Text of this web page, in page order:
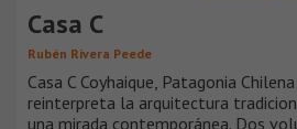
Casa C
Rubén Rivera Peede
Casa C Coyhaique, Patagonia
reinterpreta la arquitectura
una mirada contemporánea. Dos